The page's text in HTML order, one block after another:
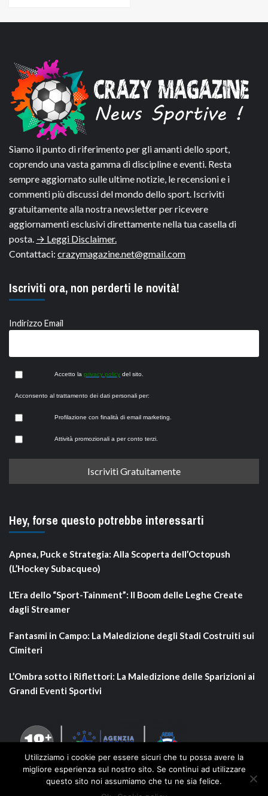
Siamo il punto di riferimento per gli amanti dello sport,
coprendo una vasta gamma di discipline e eventi. Resta
sempre aggiornato sulle ultime notizie, le recensioni e i
commenti più discussi del mondo dello sport. Iscriviti
gratuitamente alla nostra newsletter per ricevere
aggiornamenti esclusivi direttamente nella tua casella di
posta. → Leggi Disclaimer.
Contattaci: crazymagazine.net@gmail.com
Iscriviti ora, non perderti le novità!
Indirizzo Email
Accetto la privacy policy del sito.
Acconsento al trattamento dei dati personali per:
Profilazione con finalità di email marketing.
Attività promozionali a per conto terzi.
Hey, forse questo potrebbe interessarti
Apnea, Puck e Strategia: Alla Scoperta dell’Octopush
(L’Hockey Subacqueo)
L’Era dello “Sport-Tainment”: Il Boom delle Leghe Create
dagli Streamer
Fantasmi in Campo: La Maledizione degli Stadi Costruiti sui
Cimiteri
L’Ombra sotto i Riflettori: La Maledizione delle Sparizioni ai
Grandi Eventi Sportivi
Utilizziamo i cookie per essere sicuri che tu possa avere la
migliore esperienza sul nostro sito. Se continui ad utilizzare
questo sito noi assumiamo che tu ne sia felice.